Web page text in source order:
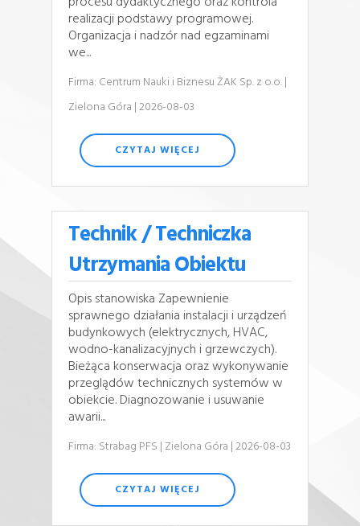
realizacji podstawy programowej.
Organizacja i nadzór nad egzaminami
we...
Firma: Centrum Nauki i Biznesu ŻAK Sp. z o.o.|
Zielona Góra | 2026-08-03
CZYTAJ WIĘCEJ
Technik / Techniczka
Utrzymania Obiektu
Opis stanowiska Zapewnienie
sprawnego działania instalacji i urządzeń
budynkowych (elektrycznych, HVAC,
wodno-kanalizacyjnych i grzewczych).
Bieżąca konserwacja oraz wykonywanie
przeglądów technicznych systemów w
obiekcie. Diagnozowanie i usuwanie
awarii...
Firma: Strabag PFS | Zielona Góra | 2026-08-03
CZYTAJ WIĘCEJ